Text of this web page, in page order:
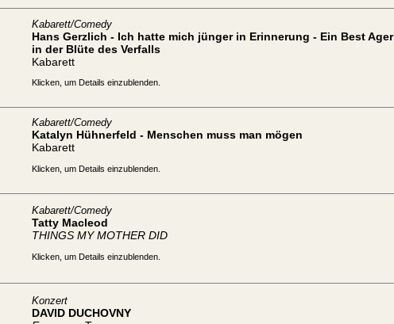
Kabarett/Comedy
Hans Gerzlich - Ich hatte mich jünger in Erinnerung - Ein Best Ager
in der Blüte des Verfalls
Kabarett
Klicken, um Details einzublenden.
Kabarett/Comedy
Katalyn Hühnerfeld - Menschen muss man mögen
Kabarett
Klicken, um Details einzublenden.
Kabarett/Comedy
Tatty Macleod
THINGS MY MOTHER DID
Klicken, um Details einzublenden.
Konzert
DAVID DUCHOVNY